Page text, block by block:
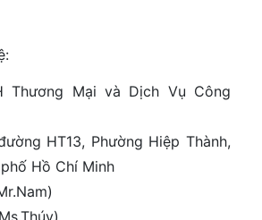
Thương Mại và Dịch Vụ Công
HT13, Phường Hiệp Thành,
Hồ Chí Minh